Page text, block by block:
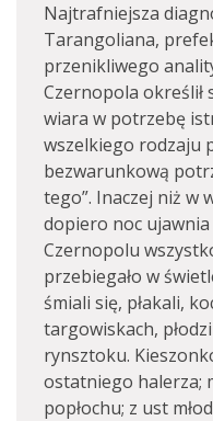
Najtrafniejsza
Tarangoliana,
przenikliwego
Czernopola określił
wiara w potrzebę
wszelkiego rodzaju
bezwarunkową
tego”. Inaczej niż w
dopiero noc
Czernopolu
przebiegało w
śmiali się, płakali,
targowiskach,
rynsztoku.
ostatniego halerza;
popłochu; z ust